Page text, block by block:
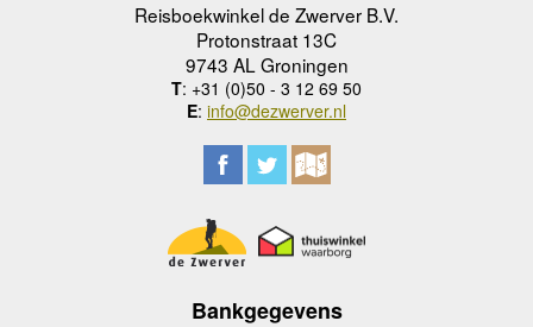
Reisboekwinkel de Zwerver B.V.
Protonstraat 13C
9743 AL Groningen
T: +31 (0)50 - 3 12 69 50
E: info@dezwerver.nl
Bankgegevens